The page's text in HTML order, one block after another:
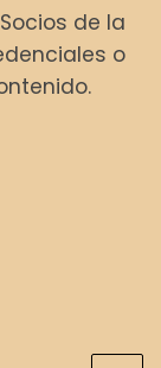
e
g
r
a
de la
o